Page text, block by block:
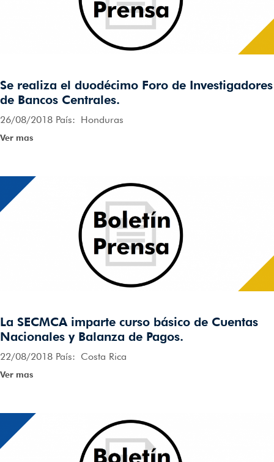
Se realiza el duodécimo Foro de Investigadores
de Bancos Centrales.
26/08/2018 País: Honduras
Ver mas
La SECMCA imparte curso básico de Cuentas
Nacionales y Balanza de Pagos.
22/08/2018 País: Costa Rica
Ver mas